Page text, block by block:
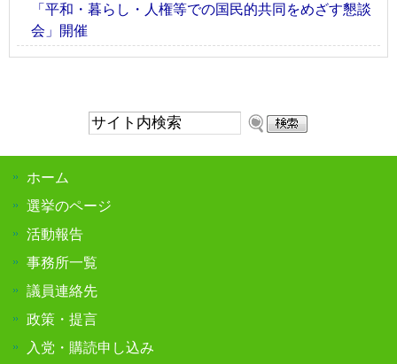
「平和・暮らし・人権等での国民的共同をめざす懇談
会」開催
サ
検
ホーム
選挙のページ
活動報告
事務所一覧
議員連絡先
政策・提言
入党・購読申し込み